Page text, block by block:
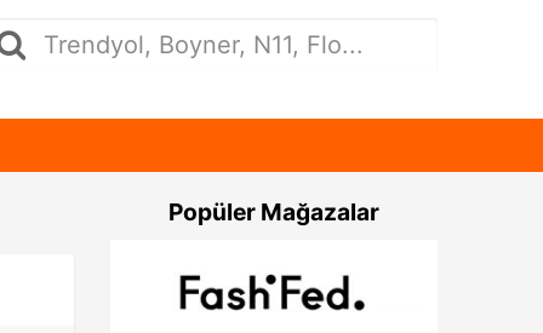
Popüler Mağazalar